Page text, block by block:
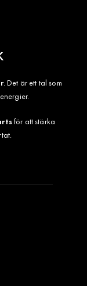
. Det är ett tal som
för att stärka